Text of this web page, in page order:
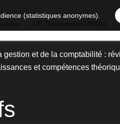
(statistiques anonymes).
gestion et de la comptabilité :
et compétences